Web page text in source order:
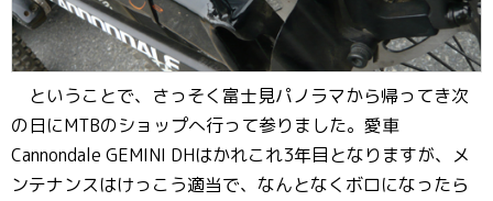
ということで、さっそく富士見パノラマから帰ってき次
の日にMTBのショップへ行って参りました。愛車
Cannondale GEMINI DHはかれこれ3年目となりますが、メ
ンテナンスはけっこう適当で、なんとなくボロになったら